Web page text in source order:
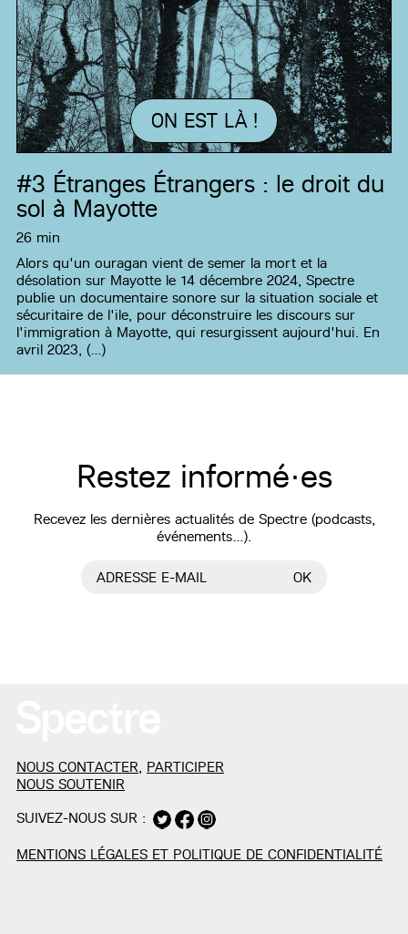
ON EST LÀ !
#3 Étranges Étrangers : le droit du
sol à Mayotte
26 min
Alors qu'un ouragan vient de semer la mort et la
désolation sur Mayotte le 14 décembre 2024, Spectre
publie un documentaire sonore sur la situation sociale et
sécuritaire de l'ile, pour déconstruire les discours sur
l'immigration à Mayotte, qui resurgissent aujourd'hui. En
avril 2023, (…)
Restez informé·es
Recevez les dernières actualités de Spectre (podcasts,
événements…).
ADRESSE E-MAIL OK
NOUS CONTACTER, PARTICIPER
NOUS SOUTENIR
SUIVEZ-NOUS SUR :
MENTIONS LÉGALES ET POLITIQUE DE CONFIDENTIALITÉ